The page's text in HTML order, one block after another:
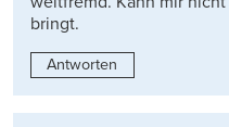
bringt.
Antworten